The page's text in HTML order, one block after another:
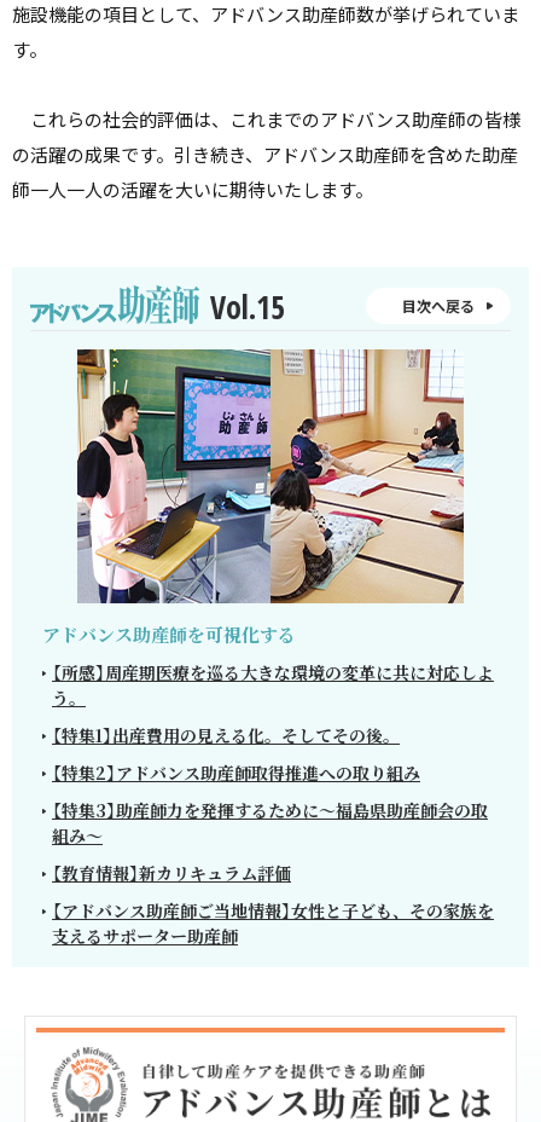
施設機能の項目として、アドバンス助産師数が挙げられていま
す。
これらの社会的評価は、これまでのアドバンス助産師の皆様
の活躍の成果です。引き続き、アドバンス助産師を含めた助産
師一人一人の活躍を大いに期待いたします。
Vol.15 目次へ戻る
アドバンス助産師を可視化する
【所感】周産期医療を巡る大きな環境の変革に共に対応しよ
う。
【特集1】出産費用の見える化。そしてその後。
【特集2】アドバンス助産師取得推進への取り組み
【特集3】助産師力を発揮するために～福島県助産師会の取
組み～
【教育情報】新カリキュラム評価
【アドバンス助産師ご当地情報】女性と子ども、その家族を
支えるサポーター助産師